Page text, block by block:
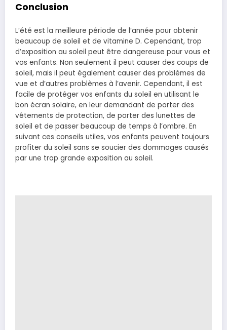
Conclusion
L’été est la meilleure période de l’année pour obtenir
beaucoup de soleil et de vitamine D. Cependant, trop
d’exposition au soleil peut être dangereuse pour vous et
vos enfants. Non seulement il peut causer des coups de
soleil, mais il peut également causer des problèmes de
vue et d’autres problèmes à l’avenir. Cependant, il est
facile de protéger vos enfants du soleil en utilisant le
bon écran solaire, en leur demandant de porter des
vêtements de protection, de porter des lunettes de
soleil et de passer beaucoup de temps à l’ombre. En
suivant ces conseils utiles, vos enfants peuvent toujours
profiter du soleil sans se soucier des dommages causés
par une trop grande exposition au soleil.